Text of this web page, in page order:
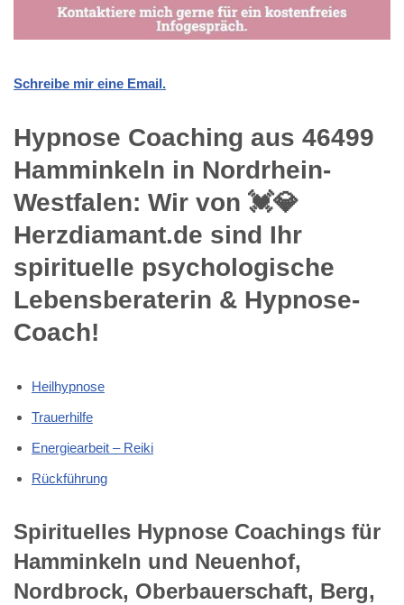
Schreibe mir eine Email.
Hypnose Coaching aus 46499
Hamminkeln in Nordrhein-
Westfalen: Wir von 💓️💎
Herzdiamant.de sind Ihr
spirituelle psychologische
Lebensberaterin & Hypnose-
Coach!
Heilhypnose
Trauerhilfe
Energiearbeit – Reiki
Rückführung
Spirituelles Hypnose Coachings für
Hamminkeln und Neuenhof,
Nordbrock, Oberbauerschaft, Berg,